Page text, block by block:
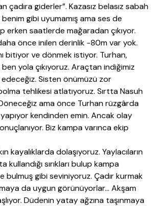
çadıra giderler”. Kazasız belasız sabah
gibi uyumamış ama ses de
erken saatlerde mağaradan çıkıyor.
önce inilen derinlik -80m var yok.
bitiyor ve dönmek istiyor. Turhan,
yola çıkıyoruz. Araçtan indiğimiz
Sisten önümüzü zor
tehlikesi atlatıyoruz. Sırtta Nasuh
ama önce Turhan rüzgârda
yapıyor kendinden emin. Ancak olay
Biz kampa varınca ekip
kayalıklarda dolaşıyoruz. Yaylacıların
kullandığı sırıkları bulup kampa
bulmuş gibi seviniyoruz. Çadır kurmak
da uygun görünüyorlar… Akşam
Düdenin yatay ağzına taşınmaya